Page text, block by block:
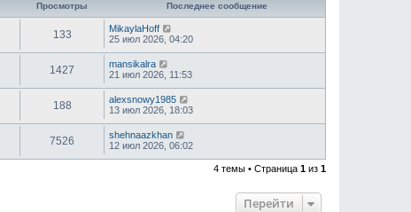
Просмотры Последнее сообщение
133
MikaylaHoff
25 июл 2026, 04:20
1427
mansikalra
21 июл 2026, 11:53
188
alexsnowy1985
13 июл 2026, 18:03
7526
shehnaazkhan
12 июл 2026, 06:02
4 темы • Страница 1 из 1
Перейти